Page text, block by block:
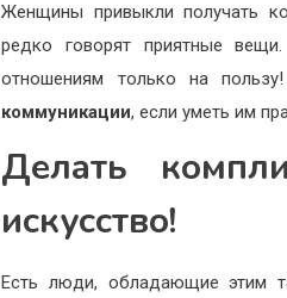
Женщины привыкли получать
редко говорят приятные
отношениям только на пользу!
коммуникации, если уметь им
Делать
искусство!
Есть люди, обладающие этим